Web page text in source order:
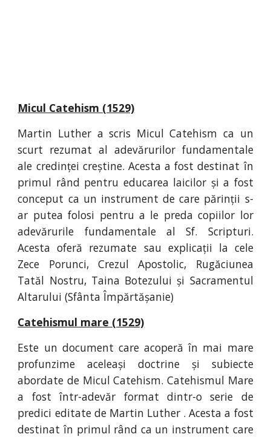
Micul Catehism (1529)
Martin Luther a scris Micul Catehism ca un
scurt rezumat al adevărurilor fundamentale
ale credinței creștine. Acesta a fost destinat în
primul rând pentru educarea laicilor și a fost
conceput ca un instrument de care părinții s-
ar putea folosi pentru a le preda copiilor lor
adevărurile fundamentale al Sf. Scripturi.
Acesta oferă rezumate sau explicații la cele
Zece Porunci, Crezul Apostolic, Rugăciunea
Tatăl Nostru, Taina Botezului și Sacramentul
Altarului (Sfânta Împărtășanie)
Catehismul mare (1529)
Este un document care acoperă în mai mare
profunzime aceleași doctrine și subiecte
abordate de Micul Catehism. Catehismul Mare
a fost într-adevăr format dintr-o serie de
predici editate de Martin Luther . Acesta a fost
destinat în primul rând ca un instrument care